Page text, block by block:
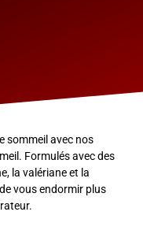
sommeil avec nos
Formulés avec des
la valériane et la
vous endormir plus